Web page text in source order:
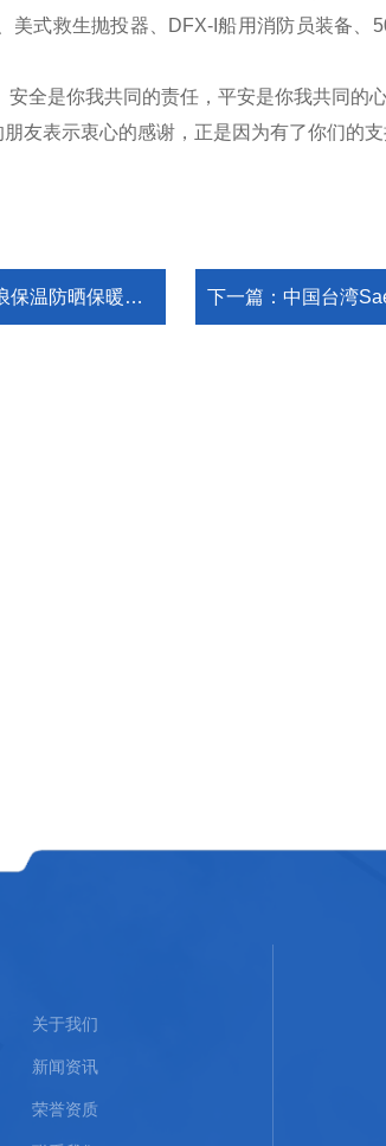
式救生抛投器、DFX-I船用消防员装备、
全是你我共同的责任，平安是你我共同的心
友表示衷心的感谢，正是因为有了你们的支
套、冬游泳头套装备 下一篇： 中国台湾
关于我们
新闻资讯
荣誉资质